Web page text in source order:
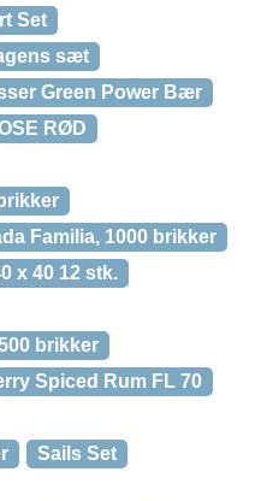
Set
sæt
Green Power Bær
RØD
Familia, 1000 brikker
x 40 12 stk.
brikker
Spiced Rum FL 70
Sails Set